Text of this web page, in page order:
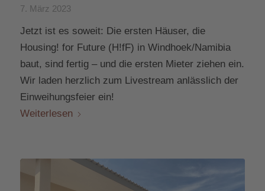
7. März 2023
Jetzt ist es soweit: Die ersten Häuser, die
Housing! for Future (H!fF) in Windhoek/Namibia
baut, sind fertig – und die ersten Mieter ziehen ein.
Wir laden herzlich zum Livestream anlässlich der
Einweihungsfeier ein!
Weiterlesen